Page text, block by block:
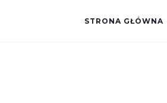
STRONA GŁÓWNA